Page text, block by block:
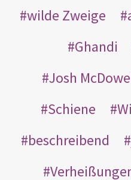
wilde Zweige
Ghandi
Josh
Schiene
beschreibend